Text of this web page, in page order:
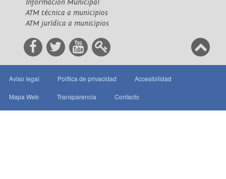
Información Municipal
ATM técnica a municipios
ATM jurídica a municipios
Aviso legal Política de privacidad Accesibilidad
Mapa Web Transparencia Contacto